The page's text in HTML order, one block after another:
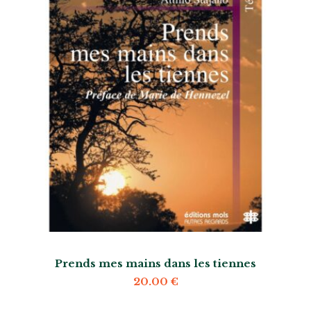
Prends mes mains dans les tiennes
20.00 €